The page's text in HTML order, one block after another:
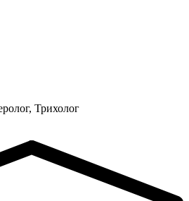
Трихолог